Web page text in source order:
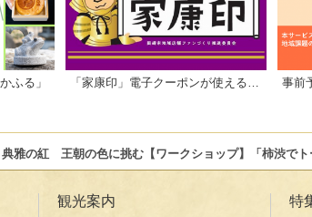
ふる」 事前
雅の紅 王朝の色に挑む【ワークショップ】「柿渋でト
観光案内 特